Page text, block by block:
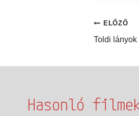
ELŐZŐ
Toldi lányok
Hasonló filmek